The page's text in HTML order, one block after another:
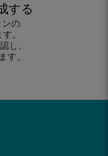
する
の.
。
し、
す。